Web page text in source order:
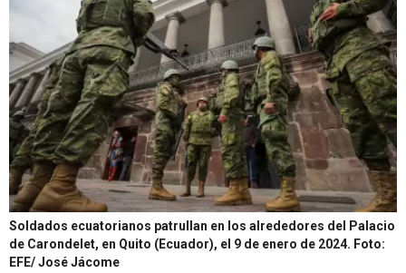
Soldados ecuatorianos patrullan en los alrededores del Palacio
de Carondelet, en Quito (Ecuador), el 9 de enero de 2024. Foto:
EFE/ José Jácome